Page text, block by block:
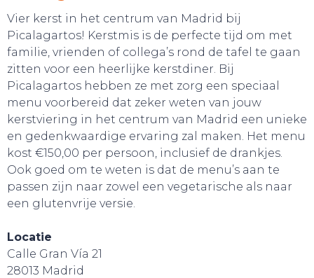
Vier kerst in het centrum van Madrid bij
Picalagartos! Kerstmis is de perfecte tijd om met
familie, vrienden of collega’s rond de tafel te gaan
zitten voor een heerlijke kerstdiner. Bij
Picalagartos hebben ze met zorg een speciaal
menu voorbereid dat zeker weten van jouw
kerstviering in het centrum van Madrid een unieke
en gedenkwaardige ervaring zal maken. Het menu
kost €150,00 per persoon, inclusief de drankjes.
Ook goed om te weten is dat de menu’s aan te
passen zijn naar zowel een vegetarische als naar
een glutenvrije versie.
Locatie
Calle Gran Vía 21
28013 Madrid